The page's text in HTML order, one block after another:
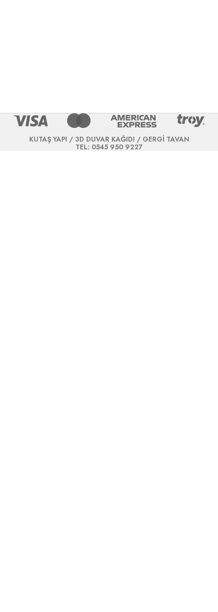
KUTAŞ YAPI / 3D DUVAR KAĞIDI / GERGİ TAVAN
TEL: 0545 950 9227